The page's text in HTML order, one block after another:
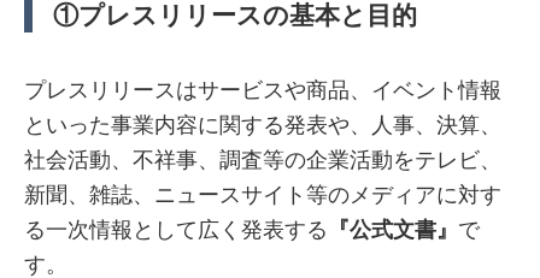
①プレスリリースの基本と目的
プレスリリースはサービスや商品、イベント情報
といった事業内容に関する発表や、人事、決算、
社会活動、不祥事、調査等の企業活動をテレビ、
新聞、雑誌、ニュースサイト等のメディアに対す
る一次情報として広く発表する 『公式文書』 で
す。